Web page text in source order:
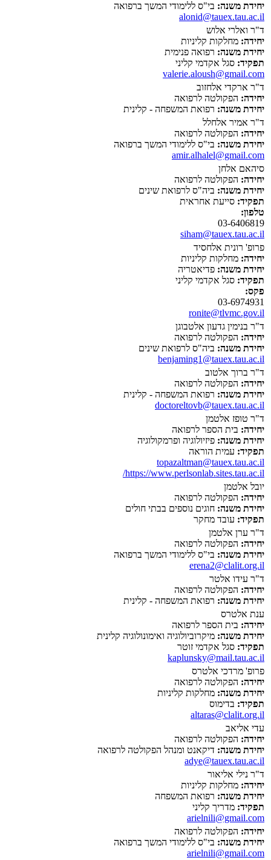
יחידת משנה: בי"ס ללימודי המשך ברפואה
alonid@tauex.tau.ac.il
ד"ר ואלרי אלוש
יחידה: מחלקות קליניות
יחידת משנה: רפואה פנימית
תפקיד: סגל אקדמי קליני
valerie.aloush@gmail.com
ד"ר ארקדי אלחזוב
יחידה: הפקולטה לרפואה
יחידת משנה: רפואת המשפחה - קלינית
ד"ר אמיר אלחלל
יחידה: הפקולטה לרפואה
יחידת משנה: בי"ס ללימודי המשך ברפואה
amir.alhalel@gmail.com
סיהאם אלחן
יחידה: הפקולטה לרפואה
יחידת משנה: ביה"ס לרפואת שינים
תפקיד: סייעת אחראית
טלפון:
03-6406819
siham@tauex.tau.ac.il
פרופ' רונית אלחסיד
יחידה: מחלקות קליניות
יחידת משנה: פדיאטריה
תפקיד: סגל אקדמי קליני
פקס:
03-6974931
ronite@tlvmc.gov.il
ד"ר בנימין גדעון אלטבוגן
יחידה: הפקולטה לרפואה
יחידת משנה: ביה"ס לרפואת שינים
benjaming1@tauex.tau.ac.il
ד"ר ברוך אלטוב
יחידה: הפקולטה לרפואה
יחידת משנה: רפואת המשפחה - קלינית
doctoreltovb@tauex.tau.ac.il
ד"ר טופז אלטמן
יחידה: בית הספר לרפואה
יחידת משנה: פיזיולוגיה ופרמקולוגיה
תפקיד: עמית הוראה
topazaltman@tauex.tau.ac.il
https://www.perlsonlab.sites.tau.ac.il/
יובל אלטמן
יחידה: הפקולטה לרפואה
יחידת משנה: חוגים נוספים בבתי חולים
תפקיד: עובד מחקר
ד"ר ערן אלטמן
יחידה: הפקולטה לרפואה
יחידת משנה: בי"ס ללימודי המשך ברפואה
erena2@clalit.org.il
ד"ר עידו אלטר
יחידה: הפקולטה לרפואה
יחידת משנה: רפואת המשפחה - קלינית
ענת אלטרס
יחידה: בית הספר לרפואה
יחידת משנה: מיקרוביולוגיה ואימונולוגיה קלינית
תפקיד: סגל אקדמי זוטר
kaplunsky@mail.tau.ac.il
פרופ' מרדכי אלטרס
יחידה: הפקולטה לרפואה
יחידת משנה: מחלקות קליניות
תפקיד: בדימוס
altaras@clalit.org.il
עדי אליאב
יחידה: הפקולטה לרפואה
יחידת משנה: דיקאנט ומנהל הפקולטה לרפואה
adye@tauex.tau.ac.il
ד"ר נילי אליאור
יחידה: מחלקות קליניות
יחידת משנה: רפואת המשפחה
תפקיד: מדריך קליני
arielnili@gmail.com
יחידה: הפקולטה לרפואה
יחידת משנה: בי"ס ללימודי המשך ברפואה
arielnili@gmail.com